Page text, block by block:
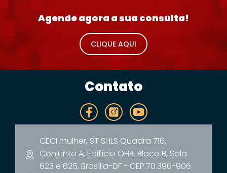
Agende agora a sua consulta!
CLIQUE AQUI
Contato
CECI mulher, ST SHLS Quadra 716,
Conjunto A, Edifício OHB, Bloco B, Sala
623 e 625, Brasília-DF - CEP:70.390-906